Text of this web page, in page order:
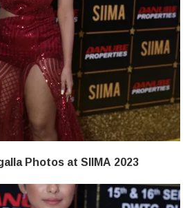
Photos at SIIMA 2023